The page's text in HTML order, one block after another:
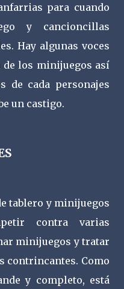
para cuando
y cancioncillas
Hay algunas voces
los minijuegos así
de cada personajes
un castigo.
tablero y minijuegos
contra varias
minijuegos y tratar
contrincantes. Como
y completo, está